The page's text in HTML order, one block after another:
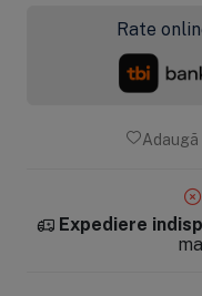
Rate
Expediere